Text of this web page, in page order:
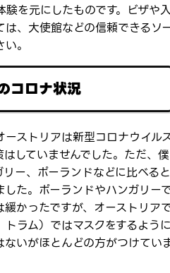
を元にしたものです。ビザや
、大使館などの信頼できるソ
。
コロナ状況
ストリアは新型コロナウイル
していませんでした。ただ、僕
ー、ポーランドなどに比べると
た。ポーランドやハンガリー
かったですが、オーストリア
ラム）ではマスクをするよう
いがほとんどの方がつけてい